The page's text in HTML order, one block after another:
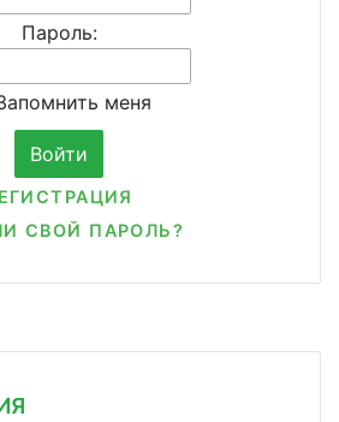
Пароль:
меня
СВОЙ ПАРОЛЬ?